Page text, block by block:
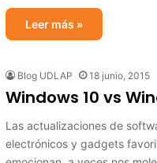
Leer más »
Blog UDLAP 18 junio, 2015
Windows 10 vs
Las actualizaciones de
electrónicos y gadgets